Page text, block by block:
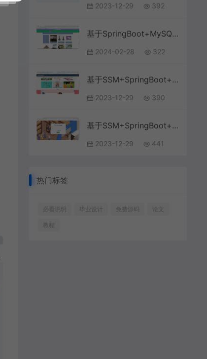
2023-12-29 392
基于SpringBoot+MySQL+Vue.js的校园失物招领系统(附论文)
2024-02-28 322
基于SSM+SpringBoot+MySQL+Vue前后端分离的宠物领养救助管理系统(附论文)
2023-12-29 390
基于SSM+SpringBoot+MySQL+Vue的邮政快递物流系统(附文档)
2023-12-29 441
热门标签
必看说明 毕业设计 免费源码 论文
教程